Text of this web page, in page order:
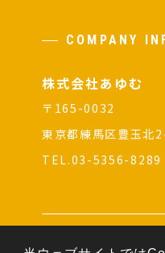
COMPANY
株式会社あゆむ
〒165-0032
東京都練馬区豊玉北
TEL.03-5356-